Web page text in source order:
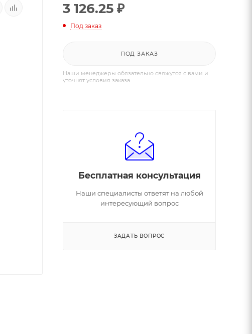
3 126.25 ₽
Под заказ
ПОД ЗАКАЗ
Наши менеджеры обязательно свяжутся с вами и
уточнят условия заказа
Бесплатная консультация
Наши специалисты ответят на любой
интересующий вопрос
ЗАДАТЬ ВОПРОС